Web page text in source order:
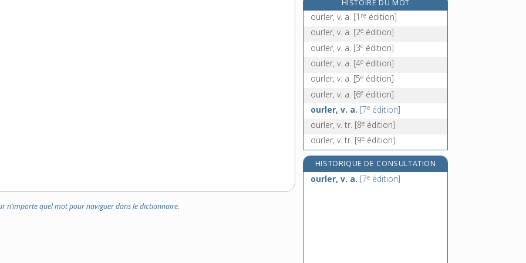
n’importe quel mot pour naviguer dans le dictionnaire.
oursin, n. m.
HISTOIRE DU MOT
ourler, v. a. [1 re édition]
ourler, v. a. [2e édition]
ourler, v. a. [3e édition]
ourler, v. a. [4e édition]
ourler, v. a. [5e édition]
ourler, v. a. [6e édition]
ourler, v. a. [7e édition]
ourler, v. tr. [8e édition]
ourler, v. tr. [9e édition]
HISTORIQUE DE CONSULTATION
ourler, v. a. [7e édition]